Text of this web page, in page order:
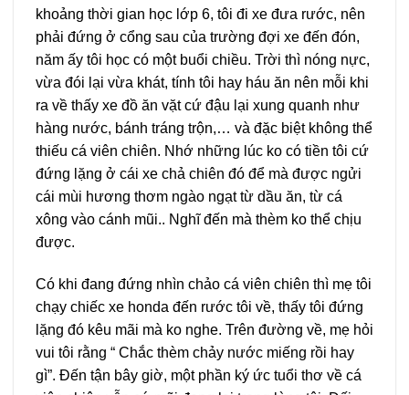
khoảng thời gian học lớp 6, tôi đi xe đưa rước, nên
phải đứng ở cổng sau của trường đợi xe đến đón,
năm ấy tôi học có một buổi chiều. Trời thì nóng nực,
vừa đói lại vừa khát, tính tôi hay háu ăn nên mỗi khi
ra về thấy xe đồ ăn vặt cứ đậu lại xung quanh như
hàng nước, bánh tráng trộn,… và đặc biệt không thể
thiếu cá viên chiên. Nhớ những lúc ko có tiền tôi cứ
đứng lặng ở cái xe chả chiên đó để mà được ngửi
cái mùi hương thơm ngào ngạt từ dầu ăn, từ cá
xông vào cánh mũi.. Nghĩ đến mà thèm ko thể chịu
được.
Có khi đang đứng nhìn chảo cá viên chiên thì mẹ tôi
chạy chiếc xe honda đến rước tôi về, thấy tôi đứng
lặng đó kêu mãi mà ko nghe. Trên đường về, mẹ hỏi
vui tôi rằng “ Chắc thèm chảy nước miếng rồi hay
gì”. Đến tận bây giờ, một phần ký ức tuổi thơ về cá